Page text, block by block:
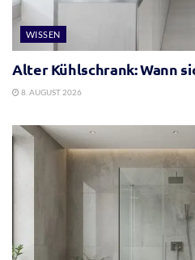
WISSEN
Alter Kühlschrank: Wann
8. AUGUST 2026